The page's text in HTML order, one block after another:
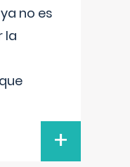
no es
la
+